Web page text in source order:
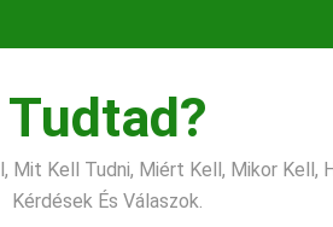
Tudtad?
Mit Kell Tudni, Miért Kell, Mikor Kell,
Kérdések És Válaszok.